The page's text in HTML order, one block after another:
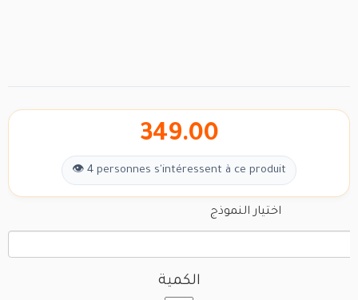
349.00
👁 4 personnes s'intéressent à ce produit
اختيار النموذج
الكمية